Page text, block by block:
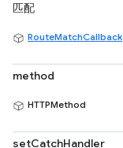
匹配
RouteMatchCallback
method
HTTPMethod
setCatchHandler